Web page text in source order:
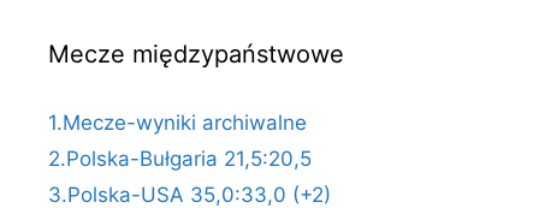
Mecze międzypaństwowe
1.Mecze-wyniki archiwalne
2.Polska-Bułgaria 21,5:20,5
3.Polska-USA 35,0:33,0 (+2)